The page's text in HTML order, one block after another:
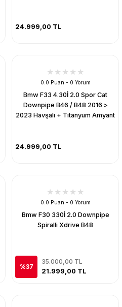
24.999,00 TL
0.0 Puan - 0 Yorum
Bmw F33 4.30İ 2.0 Spor Cat
Downpipe B46 / B48 2016 >
2023 Havşalı + Titanyum Amyant
24.999,00 TL
0.0 Puan - 0 Yorum
Bmw F30 330İ 2.0 Downpipe
Spiralli Xdrive B48
%37
35.000,00 TL
21.999,00 TL